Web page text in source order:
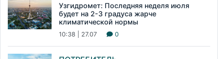
Узгидромет: Последняя неделя июля
будет на 2-3 градуса жарче
климатической нормы
10:38 | 27.07 0